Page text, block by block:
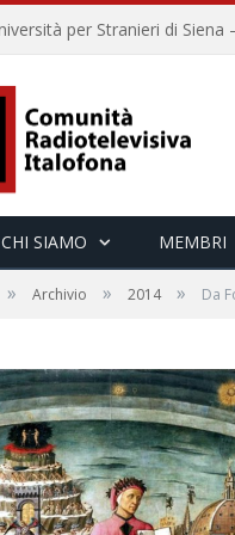
CHI SIAMO MEMBRI
» Archivio » 2014 » Da